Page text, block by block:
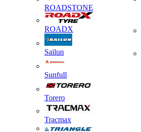
ROADSTONE
ROADX
Sailun
Sunfull
Torero
Tracmax